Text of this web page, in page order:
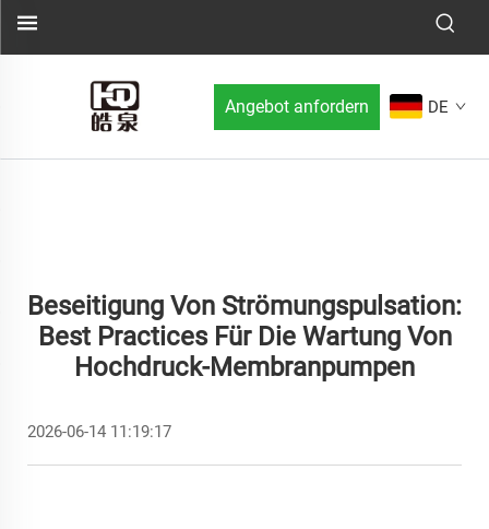
Angebot anfordern DE
Beseitigung Von Strömungspulsation:
Best Practices Für Die Wartung Von
Hochdruck-Membranpumpen
2026-06-14 11:19:17